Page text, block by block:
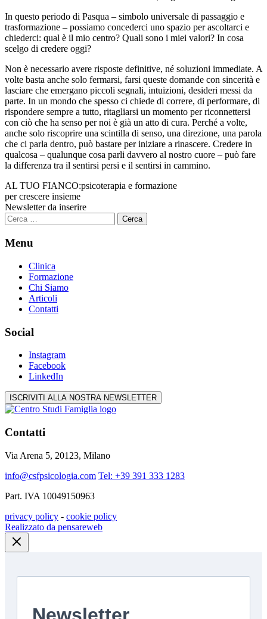
In questo periodo di Pasqua – simbolo universale di passaggio e
trasformazione – possiamo concederci uno spazio per ascoltarci e
chiederci: qual è il mio centro? Quali sono i miei valori? In cosa
scelgo di credere oggi?
Non è necessario avere risposte definitive, né soluzioni immediate. A
volte basta anche solo fermarsi, farsi queste domande con sincerità e
lasciare che emergano piccoli segnali, intuizioni, desideri messi da
parte. In un mondo che spesso ci chiede di correre, di performare, di
rispondere sempre a tutto, ritagliarsi un momento per riconnettersi
con ciò che ha senso per noi è già un atto di cura. Perché a volte,
anche solo riscoprire una scintilla di senso, una direzione, una parola
che ci parla dentro, può bastare per iniziare a rinascere. Credere in
qualcosa – qualunque cosa parli davvero al nostro cuore – può fare
la differenza tra il sentirsi persi e il sentirsi in cammino.
AL TUO FIANCO:psicoterapia e formazione
per crescere insieme
Newsletter da inserire
Ricerca
per:
Menu
Clinica
Formazione
Chi Siamo
Articoli
Contatti
Social
Instagram
Facebook
LinkedIn
ISCRIVITI ALLA NOSTRA NEWSLETTER
Contatti
Via Arena 5, 20123, Milano
info@csfpsicologia.com Tel: +39 391 333 1283
Part. IVA 10049150963
privacy policy - cookie policy
Realizzato da pensareweb